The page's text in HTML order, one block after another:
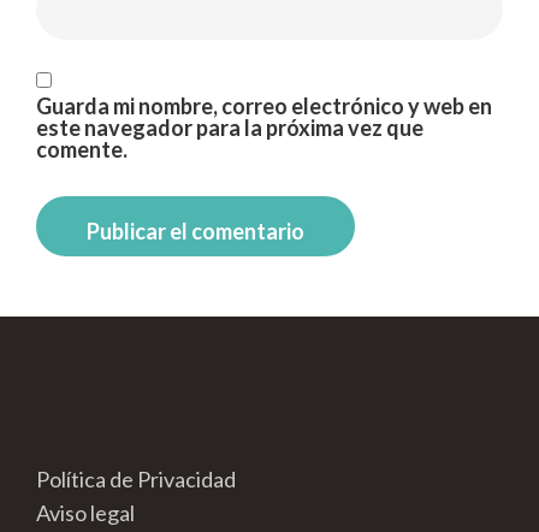
Guarda mi nombre, correo electrónico y web en
este navegador para la próxima vez que
comente.
Política de Privacidad
Aviso legal